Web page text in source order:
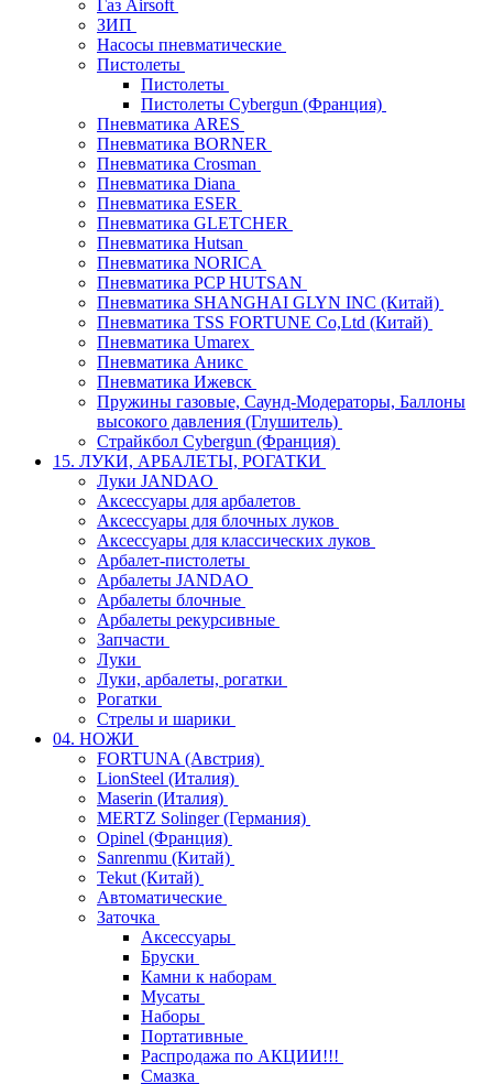
Газ Airsoft
ЗИП
Насосы пневматические
Пистолеты
Пистолеты
Пистолеты Cybergun (Франция)
Пневматика ARES
Пневматика BORNER
Пневматика Crosman
Пневматика Diana
Пневматика ESER
Пневматика GLETCHER
Пневматика Hutsan
Пневматика NORICA
Пневматика PCP HUTSAN
Пневматика SHANGHAI GLYN INC (Китай)
Пневматика TSS FORTUNE Co,Ltd (Китай)
Пневматика Umarex
Пневматика Аникс
Пневматика Ижевск
Пружины газовые, Саунд-Модераторы, Баллоны
высокого давления (Глушитель)
Страйкбол Cybergun (Франция)
15. ЛУКИ, АРБАЛЕТЫ, РОГАТКИ
Луки JANDAO
Аксессуары для арбалетов
Аксессуары для блочных луков
Аксессуары для классических луков
Арбалет-пистолеты
Арбалеты JANDAO
Арбалеты блочные
Арбалеты рекурсивные
Запчасти
Луки
Луки, арбалеты, рогатки
Рогатки
Стрелы и шарики
04. НОЖИ
FORTUNA (Австрия)
LionSteel (Италия)
Maserin (Италия)
MERTZ Solinger (Германия)
Opinel (Франция)
Sanrenmu (Китай)
Tekut (Китай)
Автоматические
Заточка
Аксессуары
Бруски
Камни к наборам
Мусаты
Наборы
Портативные
Распродажа по АКЦИИ!!!
Смазка